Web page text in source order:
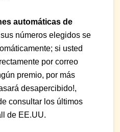
automáticas de
sus números elegidos se
si usted
por correo
premio, por más
desapercibido!,
consultar los últimos
de EE.UU.